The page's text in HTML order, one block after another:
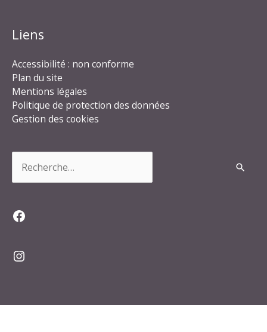
Liens
Accessibilité : non conforme
Plan du site
Mentions légales
Politique de protection des données
Gestion des cookies
Facebook
Instagram